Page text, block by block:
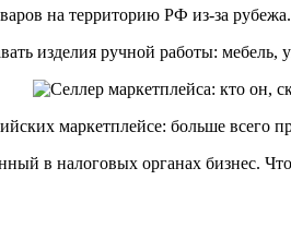
на территорию РФ из-за рубежа.
изделия ручной работы: мебель,
маркетплейсе: больше всего
в налоговых органах бизнес.